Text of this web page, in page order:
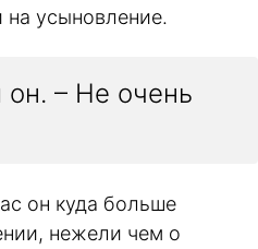
на усыновление.
– Не очень
он куда больше
нежели чем о